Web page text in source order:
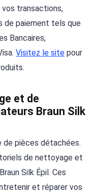
transactions,
de paiement tels que
Bancaires,
Visitez le site pour
et de
Braun Silk
de pièces détachées.
de nettoyage et
Silk Épil. Ces
et réparer vos